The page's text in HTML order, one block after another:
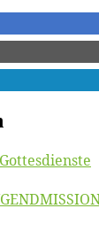
Got­tes­diens­te